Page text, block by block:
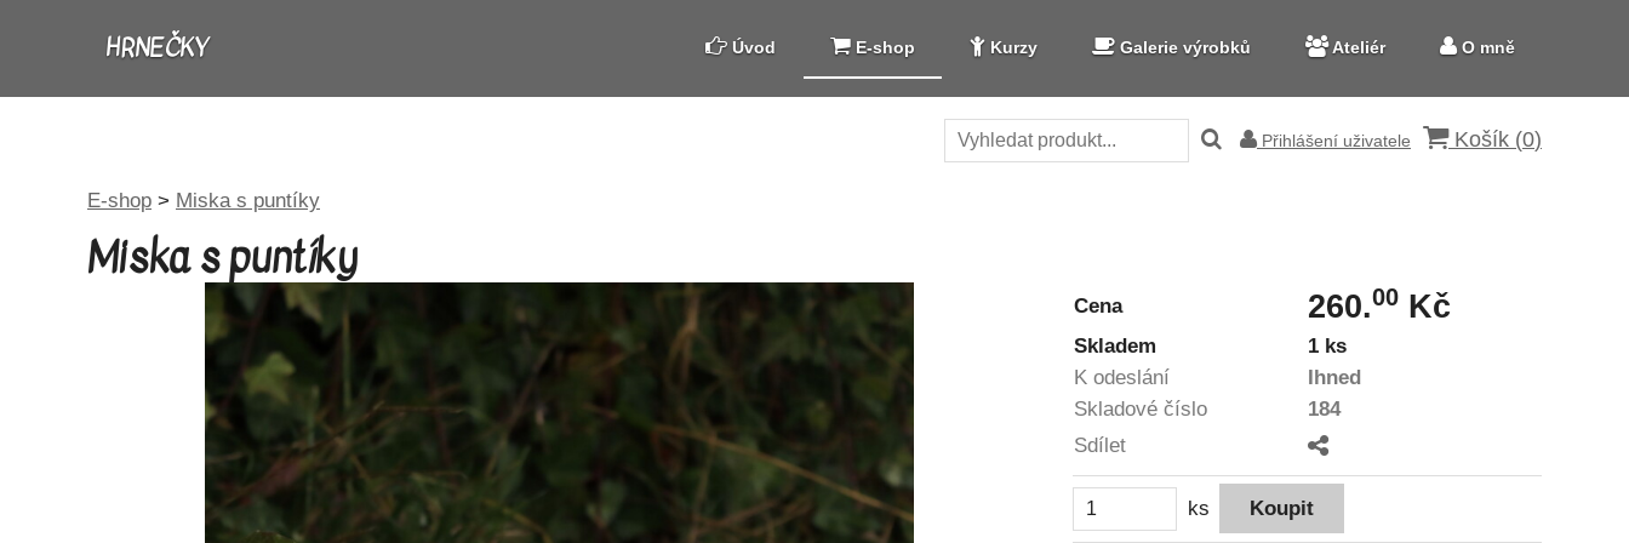
HRNEČKY Úvod E-shop Kurzy Galerie výrobků Ateliér O mně
Přihlášení uživatele Košík (0)
E-shop > Miska s puntíky
Miska s puntíky
Cena 260.00 Kč
Skladem
1 ks
K odeslání
Ihned
Skladové číslo
184
Sdílet
ks